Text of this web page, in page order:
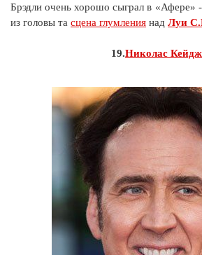
Брэдли очень хорошо сыграл в «Афере»
из головы та сцена глумления над Луи
19.Николас Кейдж